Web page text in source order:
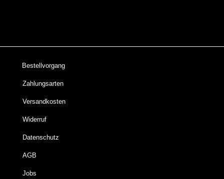
Bestellvorgang
Zahlungsarten
Versandkosten
Widerruf
Datenschutz
AGB
Jobs